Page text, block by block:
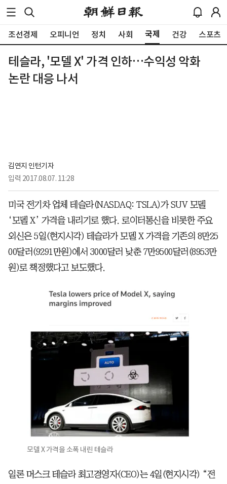
조선경제 오피니언 정치 사회 국제 건강 스포츠
테슬라, '모델 X' 가격 인하…수익성 악화
논란 대응 나서
김연지 인턴기자
입력 2017.08.07. 11:28
미국 전기차 업체 테슬라(NASDAQ: TSLA)가 SUV 모델
‘모델 X’ 가격을 내리기로 했다. 로이터통신을 비롯한 주요
외신은 5일(현지시각) 테슬라가 모델 X 가격을 기존의 8만25
00달러(9291만원)에서 3000달러 낮춘 7만9500달러(8953만
원)로 책정했다고 보도했다.
모델 X 가격을 소폭 내린 테슬라
일론 머스크 테슬라 최고경영자(CEO)는 4일(현지시각) “전